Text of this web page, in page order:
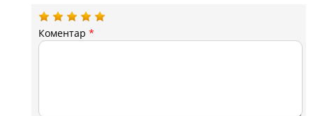
Коментар*